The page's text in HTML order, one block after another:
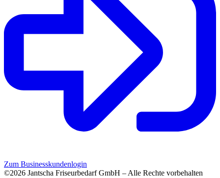
Zum Businesskundenlogin
©2026 Jantscha Friseurbedarf GmbH – Alle Rechte vorbehalten